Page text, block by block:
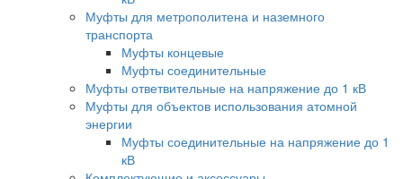
Муфты для метрополитена и наземного
транспорта
Муфты концевые
Муфты соединительные
Муфты ответвительные на напряжение до 1 кВ
Муфты для объектов использования атомной
энергии
Муфты соединительные на напряжение до 1
кВ